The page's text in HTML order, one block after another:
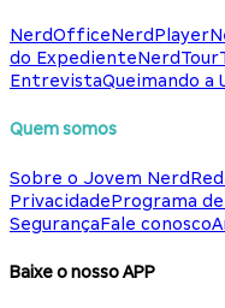
NerdOfficeNerdPlayer
do ExpedienteNerdTour
EntrevistaQueimando a
Quem somos
Sobre o Jovem Nerd
PrivacidadePrograma
SegurançaFale conosco
Baixe o nosso APP